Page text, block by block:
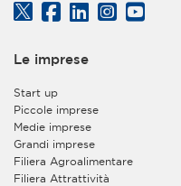
all’Associazione. Tra tali servizi è
di iscrizione e
modalità tradizionali in
giuridica del
richiesta di
ad un convegno o
personale, l’esecuzione
al suddetto convegno,
gestione della Sua
Le imprese
Start up
Piccole imprese
Medie imprese
Grandi imprese
Filiera Agroalimentare
Filiera Attrattività